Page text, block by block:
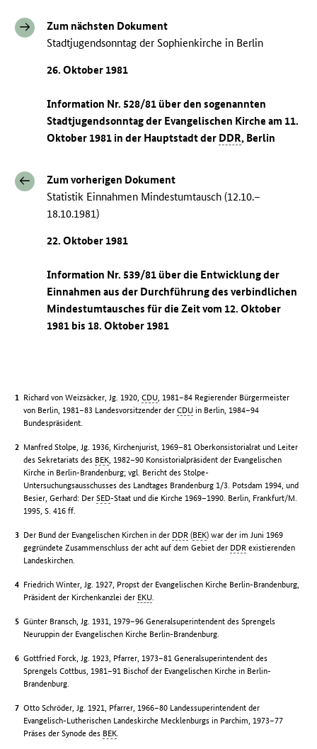
Zum nächsten Dokument
Stadtjugendsonntag der Sophienkirche in Berlin
26. Oktober 1981
Information Nr. 528/81 über den sogenannten
Stadtjugendsonntag der Evangelischen Kirche am 11.
Oktober 1981 in der Hauptstadt der DDR, Berlin
Zum vorherigen Dokument
Statistik Einnahmen Mindestumtausch (12.10.–
18.10.1981)
22. Oktober 1981
Information Nr. 539/81 über die Entwicklung der
Einnahmen aus der Durchführung des verbindlichen
Mindestumtausches für die Zeit vom 12. Oktober
1981 bis 18. Oktober 1981
Richard von Weizsäcker, Jg. 1920,CDU, 1981–84 Regierender Bürgermeister
von Berlin, 1981–83 Landesvorsitzender derCDU in Berlin, 1984–94
Bundespräsident.
Manfred Stolpe, Jg. 1936, Kirchenjurist, 1969–81 Oberkonsistorialrat und Leiter
des Sekretariats des BEK, 1982–90 Konsistorialpräsident der Evangelischen
Kirche in Berlin-Brandenburg; vgl. Bericht des Stolpe-
Untersuchungsausschusses des Landtages Brandenburg 1/3. Potsdam 1994, und
Besier, Gerhard: DerSED-Staat und die Kirche 1969–1990. Berlin, Frankfurt/M.
1995, S. 416 ff.
Der Bund der Evangelischen Kirchen in der DDR (BEK) war der im Juni 1969
gegründete Zusammenschluss der acht auf dem Gebiet der DDR existierenden
Landeskirchen.
Friedrich Winter, Jg. 1927, Propst der Evangelischen Kirche Berlin-Brandenburg,
Präsident der Kirchenkanzlei der EKU.
Günter Bransch, Jg. 1931, 1979–96 Generalsuperintendent des Sprengels
Neuruppin der Evangelischen Kirche Berlin-Brandenburg.
Gottfried Forck, Jg. 1923, Pfarrer, 1973–81 Generalsuperintendent des
Sprengels Cottbus, 1981–91 Bischof der Evangelischen Kirche in Berlin-
Brandenburg.
Otto Schröder, Jg. 1921, Pfarrer, 1966–80 Landessuperintendent der
Evangelisch-Lutherischen Landeskirche Mecklenburgs in Parchim, 1973–77
Präses der Synode des BEK.